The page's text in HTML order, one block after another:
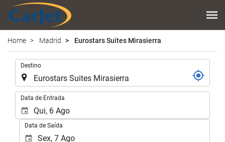
Home Madrid Eurostars Suites Mirasierra
Destino
Data de Entrada
Data de Saída